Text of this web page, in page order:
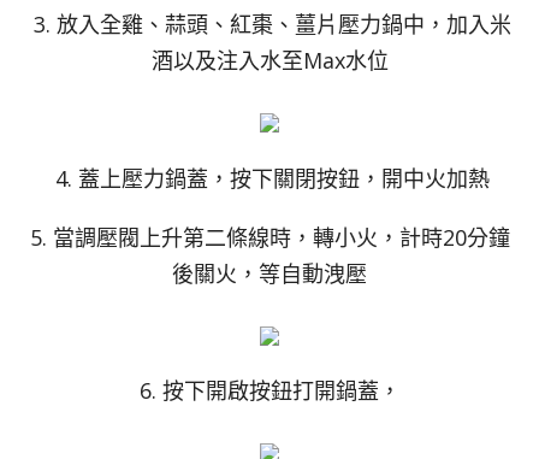
3. 放入全雞、蒜頭、紅棗、薑片壓力鍋中，加入米
酒以及注入水至Max水位
4. 蓋上壓力鍋蓋，按下關閉按鈕，開中火加熱
5. 當調壓閥上升第二條線時，轉小火，計時20分鐘
後關火，等自動洩壓
6. 按下開啟按鈕打開鍋蓋，